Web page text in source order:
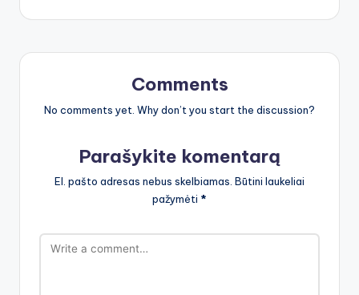
Comments
No comments yet. Why don’t you start the discussion?
Parašykite komentarą
El. pašto adresas nebus skelbiamas. Būtini laukeliai
pažymėti *